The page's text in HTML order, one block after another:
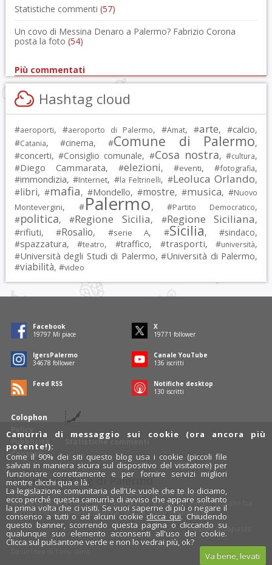
Statistiche commenti (57)
Un covo di Messina Denaro a Palermo? Fabrizio Corona
posta la foto (54)
Più commentati
Hashtag cloud
#aeroporti, #aeroporto di Palermo, #Amat, #arte, #calcio,
#Catania, #cinema, #Comune di Palermo,
#concerti, #Consiglio comunale, #Cosa nostra, #cultura,
#Diego Cammarata, #elezioni, #eventi, #fotografia,
#immondizia, #Internet, #la Feltrinelli, #Leoluca Orlando,
#libri, #mafia, #Mondello, #mostre, #musica, #Nuovo
Montevergini, #Palermo, #Partito Democratico,
#politica, #Regione Sicilia, #Regione Siciliana,
#rifiuti, #Rosalio, #serie A, #Sicilia, #sindaco,
#spazzatura, #teatro, #traffico, #trasporti, #università,
#Università degli Studi di Palermo, #Università di Palermo,
#viabilità, #video
Colophon
Policy
Pubblicità
Contatti
Statistiche commenti
Facebook
19797 Mi piace
X
19771 follower
IgersPalermo
34678 follower
Canale YouTube
136 iscritti
Feed RSS
Notifiche desktop
130 iscritti
Rosalio è il blog di Palermo
754 autoriraccontano Palermo dal loro punto di vista.
Anche tu puoi essere uno degli autori: inviaci un' e-mail. Rosalio ha
anche una sezionefotobloge una sezionevideoblog.
Designcut&paste
Rosalio.it
x
Instagram
Camurrìa di messaggio sui cookie (ora ancora più
potente!):
Come il 90% dei siti questo blog usa i cookie (piccoli file
salvati in maniera sicura sul dispositivo del visitatore) per
funzionare correttamente e per fornire servizi migliori
mentre clicchi qua e là.
La legislazione comunitaria dell'Ue vuole che te lo diciamo,
ecco perché questa camurrìa di avviso che appare soltanto
la prima volta che ci visiti. Se vuoi saperne di più o negare il
consenso a tutti o ad alcuni cookie clicca qui. Chiudendo
questo banner, scorrendo questa pagina o cliccando su
qualunque suo elemento acconsenti all'uso dei cookie.
Clicca sul pulsantone verde e non lo vedrai più, ok?
Va bene, levati